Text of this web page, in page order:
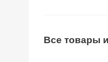
Все товары